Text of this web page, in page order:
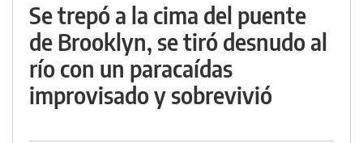
Se trepó a la cima del puente
de Brooklyn, se tiró desnudo al
río con un paracaídas
improvisado y sobrevivió